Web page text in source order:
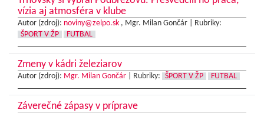
vízia aj atmosféra v klube
Autor (zdroj): noviny@zelpo.sk , Mgr. Milan Gončár |
Rubriky:
ŠPORT V ŽP
FUTBAL
Zmeny v kádri železiarov
Autor (zdroj): Mgr. Milan Gončár Rubriky: ŠPORT V ŽP FUTBAL
Záverečné zápasy v príprave